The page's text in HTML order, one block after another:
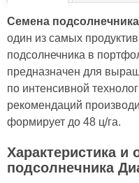
Семена
один из самых
подсолнечника в
предназначен для
по интенсивной
рекомендаций
формирует до 48 ц/га.
Характеристика и
подсолнечника